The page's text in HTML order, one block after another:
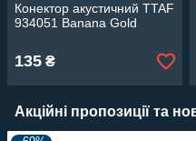
Конектор акустичний TTAF
934051 Banana Gold
135 ₴
Акційні пропозиції та